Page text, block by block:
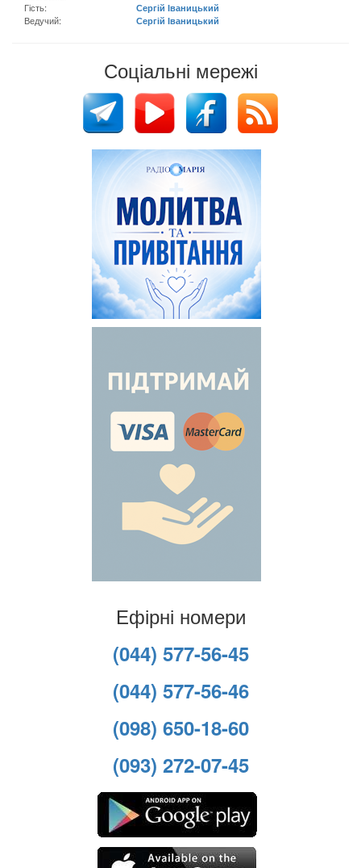
Гість:
Сергій Іваницький
Ведучий:
Сергій Іваницький
Соціальні мережі
Ефірні номери
(044) 577-56-45
(044) 577-56-46
(098) 650-18-60
(093) 272-07-45